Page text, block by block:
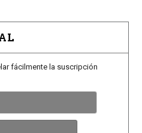
fácilmente la suscripción